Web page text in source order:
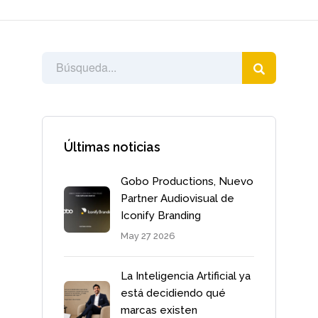
Últimas noticias
Gobo Productions, Nuevo
Partner Audiovisual de
Iconify Branding
May 27 2026
La Inteligencia Artificial ya
está decidiendo qué
marcas existen